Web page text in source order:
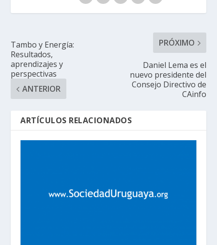
Tambo y Energía:
Resultados,
aprendizajes y
perspectivas
ANTERIOR
PRÓXIMO
Daniel Lema es el
nuevo presidente del
Consejo Directivo de
CAinfo
ARTÍCULOS RELACIONADOS